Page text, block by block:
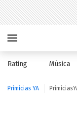
Rating Música
Primicias YA